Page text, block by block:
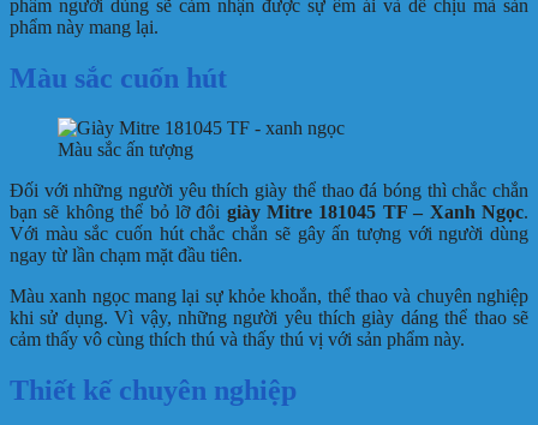
phẩm người dùng sẽ cảm nhận được sự êm ái và dễ chịu mà sản
phẩm này mang lại.
Màu sắc cuốn hút
Màu sắc ấn tượng
Đối với những người yêu thích giày thể thao đá bóng thì chắc chắn
bạn sẽ không thể bỏ lỡ đôi giày Mitre 181045 TF – Xanh Ngọc.
Với màu sắc cuốn hút chắc chắn sẽ gây ấn tượng với người dùng
ngay từ lần chạm mặt đầu tiên.
Màu xanh ngọc mang lại sự khỏe khoắn, thể thao và chuyên nghiệp
khi sử dụng. Vì vậy, những người yêu thích giày dáng thể thao sẽ
cảm thấy vô cùng thích thú và thấy thú vị với sản phẩm này.
Thiết kế chuyên nghiệp